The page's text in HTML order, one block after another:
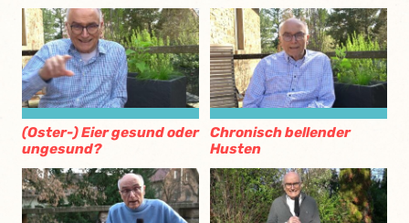
(Oster-) Eier gesund oder
ungesund?
Chronisch bellender
Husten